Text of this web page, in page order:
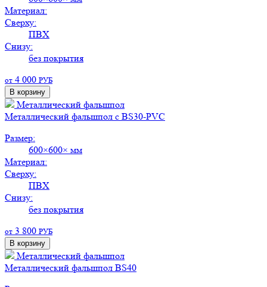
Материал:
Сверху:
ПВХ
Снизу:
без покрытия
от 4 000 РУБ
В корзину
Металлический фальшпол
Металлический фальшпол с BS30-PVC
Размер:
600×600× мм
Материал:
Сверху:
ПВХ
Снизу:
без покрытия
от 3 800 РУБ
В корзину
Металлический фальшпол
Металлический фальшпол BS40